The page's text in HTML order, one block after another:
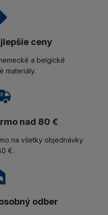
ceny
a belgické
materiály.
nad 80 €
na všetky objednávky
€.
odber